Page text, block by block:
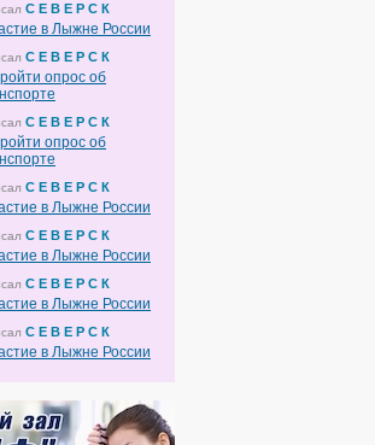
С Е В Е Р С К
в Лыжне России
С Е В Е Р С К
опрос об
С Е В Е Р С К
опрос об
С Е В Е Р С К
в Лыжне России
С Е В Е Р С К
в Лыжне России
С Е В Е Р С К
в Лыжне России
С Е В Е Р С К
в Лыжне России